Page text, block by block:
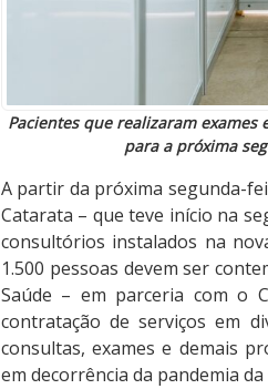
Pacientes que realizaram
para a próxima
A partir da próxima segunda-
Catarata – que teve início na
consultórios instalados na
1.500 pessoas devem ser
Saúde – em parceria com o
contratação de serviços em
consultas, exames e demais
em decorrência da pandemia da